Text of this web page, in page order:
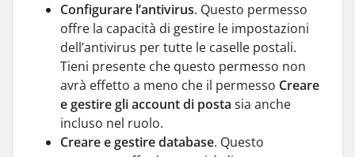
Configurare l’antivirus. Questo permesso
offre la capacità di gestire le impostazioni
dell’antivirus per tutte le caselle postali.
Tieni presente che questo permesso non
avrà effetto a meno che il permesso Creare
e gestire gli account di posta sia anche
incluso nel ruolo.
Creare e gestire database. Questo